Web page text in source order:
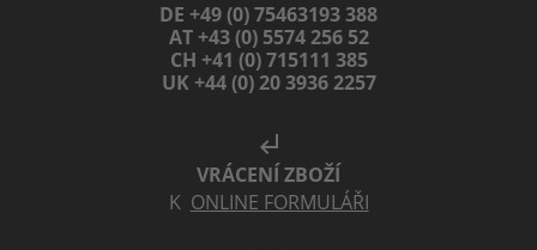
DE +49 (0) 75463193 388
AT +43 (0) 5574 256 52
CH +41 (0) 715111 385
UK +44 (0) 20 3936 2257
subdirectory_arrow_left
VRÁCENÍ ZBOŽÍ
K ONLINE FORMULÁŘI